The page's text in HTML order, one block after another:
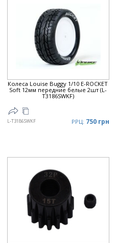
Колеса Louise Buggy 1/10 E-ROCKET
Soft 12мм передние белые 2шт (L-
T3186SWKF)
L-T3186SWKF РРЦ: 750 грн